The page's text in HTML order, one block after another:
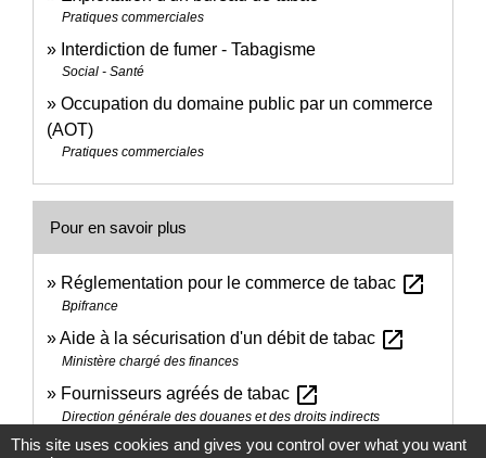
Pratiques commerciales
Interdiction de fumer - Tabagisme
Social - Santé
Occupation du domaine public par un commerce
(AOT)
Pratiques commerciales
Pour en savoir plus
Réglementation pour le commerce de tabac open_in_new
Bpifrance
Aide à la sécurisation d'un débit de tabac open_in_new
Ministère chargé des finances
Fournisseurs agréés de tabac open_in_new
Direction générale des douanes et des droits indirects
Prix de vente au détail du tabac manufacturéopen_in_new
This site uses cookies and gives you control over what you want